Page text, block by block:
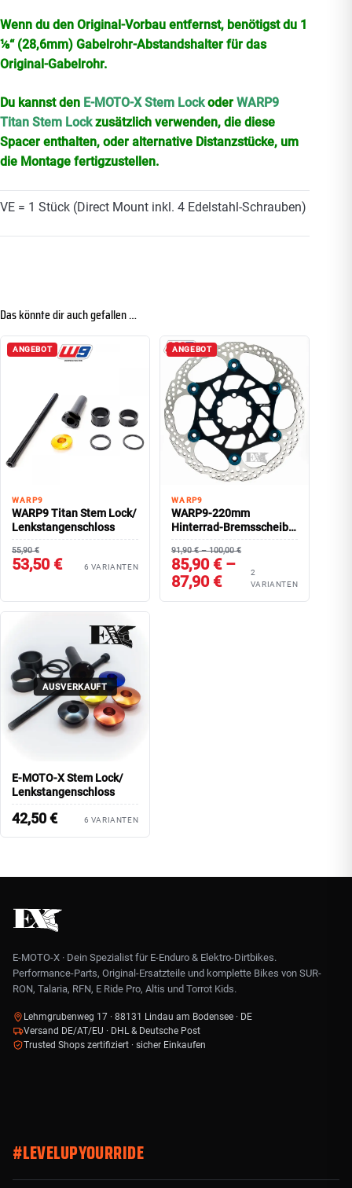
Wenn du den Original-Vorbau entfernst, benötigst du 1
⅛“ (28,6mm) Gabelrohr-Abstandshalter für das
Original-Gabelrohr.
Du kannst den E-MOTO-X Stem Lock oder WARP9
Titan Stem Lockzusätzlich verwenden, die diese
Spacer enthalten, oder alternative Distanzstücke, um
die Montage fertigzustellen.
VE = 1 Stück (Direct Mount inkl. 4 Edelstahl-Schrauben)
Das könnte dir auch gefallen …
ANGEBOT
WARP9
WARP9 Titan Stem Lock/
Lenkstangenschloss
55,90 €
53,50 € 6 VARIANTEN
ANGEBOT
WARP9
WARP9-220mm
Hinterrad-Bremsscheibe
SUR-RON Light Bee/ E-
Ride Pro
91,90 € – 100,00 €
85,90 € –
87,90 €
2
VARIANTEN
AUSVERKAUFT
E-MOTO-X Stem Lock/
Lenkstangenschloss
42,50€ 6 VARIANTEN
E-MOTO-X · Dein Spezialist für E-Enduro & Elektro-Dirtbikes.
Performance-Parts, Original-Ersatzteile und komplette Bikes von SUR-
RON, Talaria, RFN, E Ride Pro, Altis und Torrot Kids.
Lehmgrubenweg 17 · 88131 Lindau am Bodensee · DE
Versand DE/AT/EU · DHL & Deutsche Post
Trusted Shops zertifiziert · sicher Einkaufen
#LEVELUPYOURRIDE